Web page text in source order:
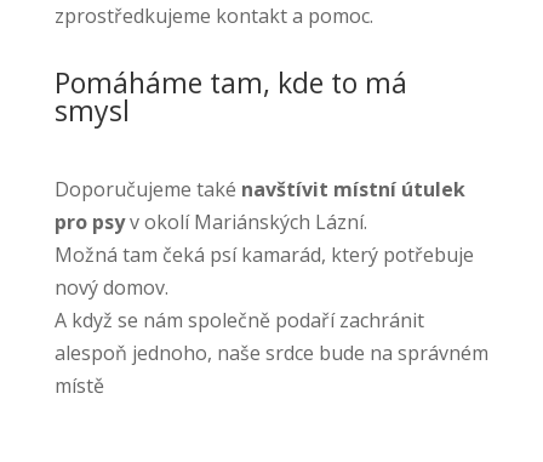
zprostředkujeme kontakt a pomoc.
Pomáháme tam, kde to má
smysl
Doporučujeme také navštívit místní útulek
pro psyv okolí Mariánských Lázní.
Možná tam čeká psí kamarád, který potřebuje
nový domov.
A když se nám společně podaří zachránit
alespoň jednoho, naše srdce bude na správném
místě